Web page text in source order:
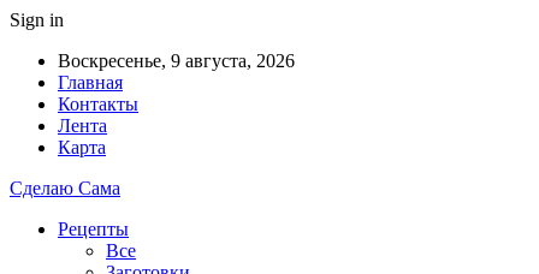
Sign in
Воскресенье, 9 августа, 2026
Главная
Контакты
Лента
Карта
Сделаю Сама
Рецепты
Все